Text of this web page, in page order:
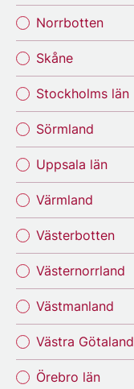
Norrbotten
Skåne
Stockholms län
Sörmland
Uppsala län
Värmland
Västerbotten
Västernorrland
Västmanland
Västra Götaland
Örebro län